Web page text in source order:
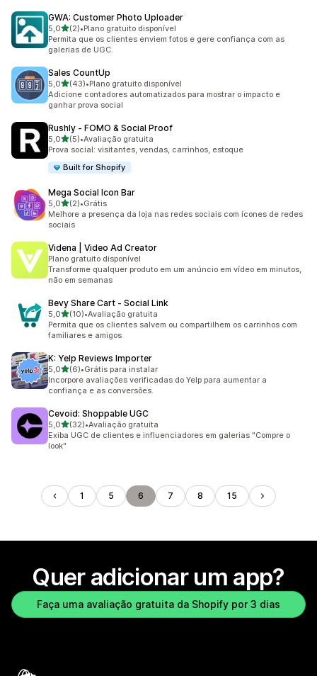
GWA: Customer Photo Uploader
5,0de 5 estrelas
(2)
2 avaliações ao todo
•Plano gratuito disponível
Permita que os clientes enviem fotos e gere confiança com as
galerias de UGC.
Sales CountUp
5,0de 5 estrelas
(43)
43 avaliações ao todo
•Plano gratuito disponível
Adicione contadores automatizados para mostrar o impacto e
ganhar prova social
Rushly ‑ FOMO & Social Proof
5,0de 5 estrelas
(5)
5 avaliações ao todo
•Avaliação gratuita
Prova social: visitantes, vendas, carrinhos, estoque
Built for Shopify
Mega Social Icon Bar
5,0de 5 estrelas
(2)
2 avaliações ao todo
•Grátis
Melhore a presença da loja nas redes sociais com ícones de redes
sociais
Videna | Video Ad Creator
Plano gratuito disponível
Transforme qualquer produto em um anúncio em vídeo em minutos,
não em semanas
Bevy Share Cart ‑ Social Link
5,0de 5 estrelas
(10)
10 avaliações ao todo
•Avaliação gratuita
Permita que os clientes salvem ou compartilhem os carrinhos com
familiares e amigos
K: Yelp Reviews Importer
5,0de 5 estrelas
(6)
6 avaliações ao todo
•Grátis para instalar
Incorpore avaliações verificadas do Yelp para aumentar a
confiança e as conversões.
Cevoid: Shoppable UGC
5,0de 5 estrelas
(32)
32 avaliações ao todo
•Avaliação gratuita
Exiba UGC de clientes e influenciadores em galerias "Compre o
look"
1 5 6 7 8 15
Quer adicionar um app?
Faça uma avaliação gratuita da Shopify por 3 dias